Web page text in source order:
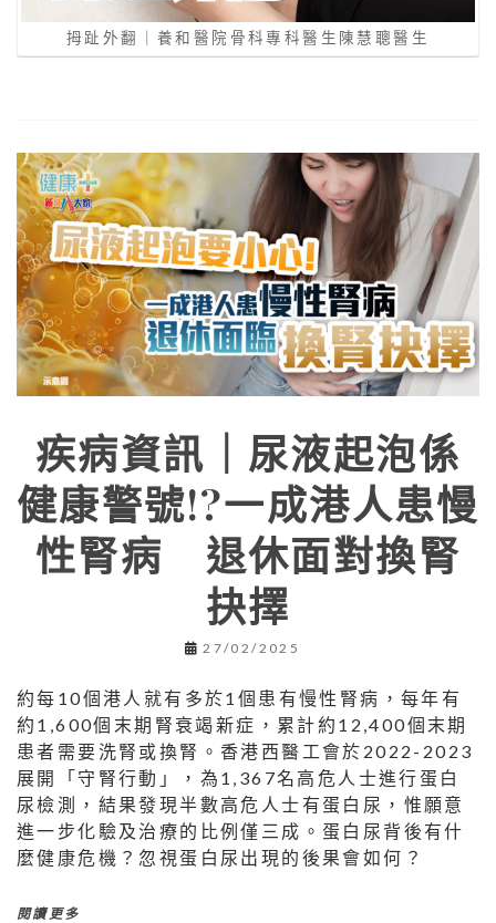
拇趾外翻｜養和醫院骨科專科醫生陳慧聰醫生
疾病資訊｜尿液起泡係
健康警號!?一成港人患慢
性腎病 退休面對換腎
抉擇
27/02/2025
約每10個港人就有多於1個患有慢性腎病，每年有
約1,600個末期腎衰竭新症，累計約12,400個末期
患者需要洗腎或換腎。香港西醫工會於2022-2023
展開「守腎行動」，為1,367名高危人士進行蛋白
尿檢測，結果發現半數高危人士有蛋白尿，惟願意
進一步化驗及治療的比例僅三成。蛋白尿背後有什
麼健康危機？忽視蛋白尿出現的後果會如何？
閱讀更多